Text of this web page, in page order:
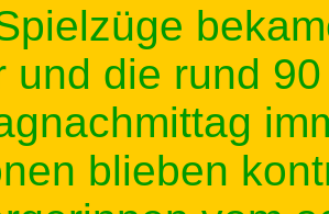
und die rund
blieben